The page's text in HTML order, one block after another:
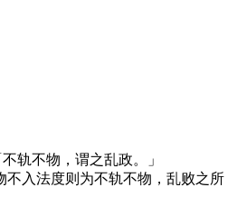
轨不物，谓之乱政。」
不入法度则为不轨不物，乱败之所